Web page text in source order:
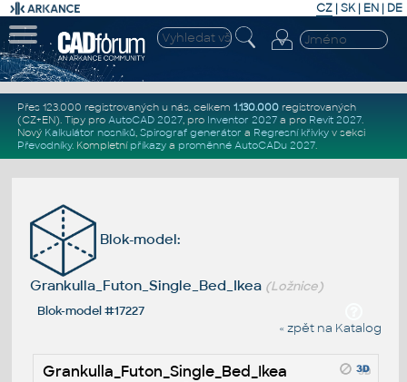
CZ | SK| EN | DE
Přes 123.000 registrovaných u nás, celkem 1.130.000registrovaných
(CZ+EN). Tipy pro AutoCAD 2027, pro Inventor 2027a pro Revit 2027.
Nový Kalkulátor nosníků, Spirograf generátor a Regresní křivkyv sekci
Převodníky. Kompletní příkazya proměnné AutoCADu 2027.
Blok-model:
Grankulla_Futon_Single_Bed_Ikea (Ložnice)
Blok-model #17227
« zpět na Katalog
Grankulla_Futon_Single_Bed_Ikea